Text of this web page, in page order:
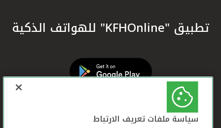
تطبيق "KFHOnline" للهواتف الذكية
سياسة ملفات تعريف الارتباط